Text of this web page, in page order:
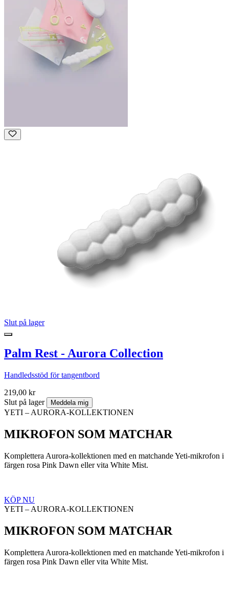
Slut på lager
Palm Rest - Aurora Collection
Handledsstöd för tangentbord
219,00 kr
Slut på lager
Meddela mig
YETI – AURORA-KOLLEKTIONEN
MIKROFON SOM MATCHAR
Komplettera Aurora-kollektionen med en matchande Yeti-mikrofon i
färgen rosa Pink Dawn eller vita White Mist.
KÖP NU
YETI – AURORA-KOLLEKTIONEN
MIKROFON SOM MATCHAR
Komplettera Aurora-kollektionen med en matchande Yeti-mikrofon i
färgen rosa Pink Dawn eller vita White Mist.